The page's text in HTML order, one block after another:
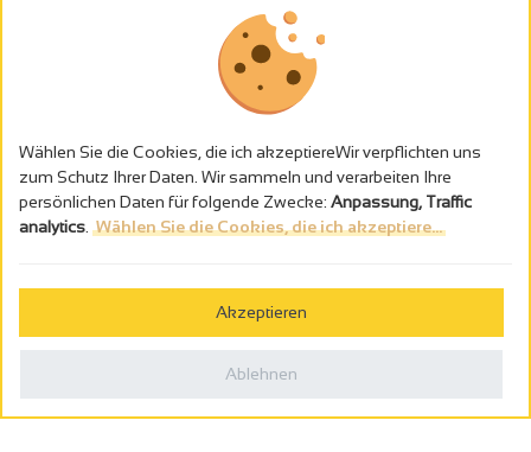
Alkoholmissbrauch ist gefährlich für die Gesundheit - trinken Sie in
Politique de confidentialité
Wählen Sie die Cookies, die ich akzeptiereWir verpflichten uns
zum Schutz Ihrer Daten. Wir sammeln und verarbeiten Ihre
persönlichen Daten für folgende Zwecke: Anpassung, Traffic
analytics Wählen Sie die Cookies, die ich akzeptiere...
Akzeptieren
Ablehnen